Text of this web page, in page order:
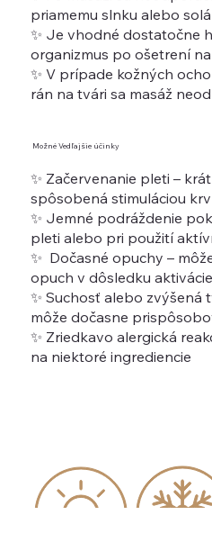
priamemu slnku alebo
✨ Je vhodné dostatočne
organizmus po ošetrení
✨ V prípade kožných
rán na tvári sa masáž
✨ Začervenanie pleti –
spôsobená stimuláciou
✨ Jemné podráždenie
pleti alebo pri použití
✨ Dočasné opuchy –
opuch v dôsledku
✨ Suchosť alebo zvýšená
môže dočasne
✨ Zriedkavo alergická
na niektoré ingrediencie
Možné Vedľajšie účinky